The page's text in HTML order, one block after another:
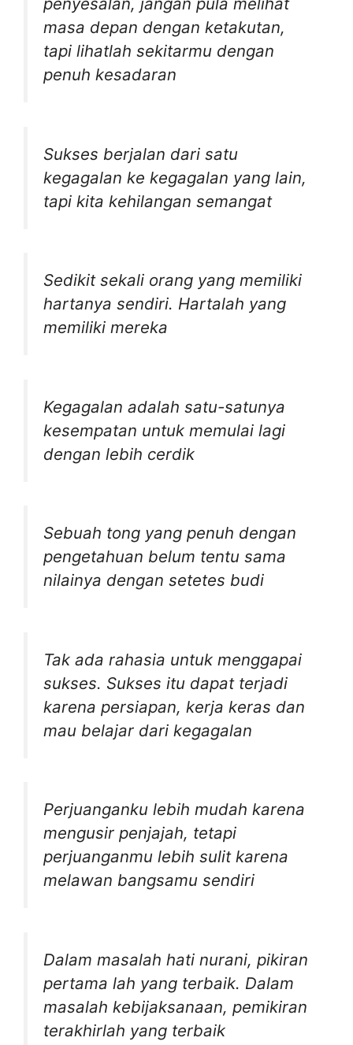
masa depan dengan ketakutan,
tapi lihatlah sekitarmu dengan
penuh kesadaran
Sukses berjalan dari satu
kegagalan ke kegagalan yang lain,
tapi kita kehilangan semangat
Sedikit sekali orang yang memiliki
hartanya sendiri. Hartalah yang
memiliki mereka
Kegagalan adalah satu-satunya
kesempatan untuk memulai lagi
dengan lebih cerdik
Sebuah tong yang penuh dengan
pengetahuan belum tentu sama
nilainya dengan setetes budi
Tak ada rahasia untuk menggapai
sukses. Sukses itu dapat terjadi
karena persiapan, kerja keras dan
mau belajar dari kegagalan
Perjuanganku lebih mudah karena
mengusir penjajah, tetapi
perjuanganmu lebih sulit karena
melawan bangsamu sendiri
Dalam masalah hati nurani, pikiran
pertama lah yang terbaik. Dalam
masalah kebijaksanaan, pemikiran
terakhirlah yang terbaik